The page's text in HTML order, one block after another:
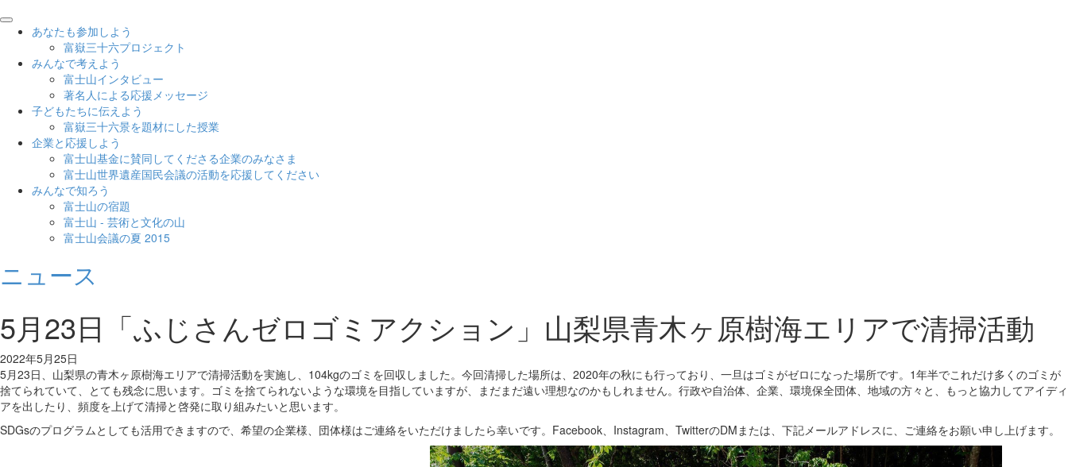
あなたも参加しよう
富嶽三十六プロジェクト
みんなで考えよう
富士山インタビュー
著名人による応援メッセージ
子どもたちに伝えよう
富嶽三十六景を題材にした授業
企業と応援しよう
富士山基金に賛同してくださる企業のみなさま
富士山世界遺産国民会議の活動を応援してください
みんなで知ろう
富士山の宿題
富士山 - 芸術と文化の山
富士山会議の夏 2015
ニュース
5月23日「ふじさんゼロゴミアクション」山梨県青木ヶ原樹海エリアで清掃活動
2022年5月25日
5月23日、山梨県の青木ヶ原樹海エリアで清掃活動を実施し、104kgのゴミを回収しました。今回清掃した場所は、2020年の秋にも行っており、一旦はゴミがゼロになった場所です。1年半でこれだけ多くのゴミが
捨てられていて、とても残念に思います。ゴミを捨てられないような環境を目指していますが、まだまだ遠い理想なのかもしれません。行政や自治体、企業、環境保全団体、地域の方々と、もっと協力してアイディ
アを出したり、頻度を上げて清掃と啓発に取り組みたいと思います。
SDGsのプログラムとしても活用できますので、希望の企業様、団体様はご連絡をいただけましたら幸いです。Facebook、Instagram、TwitterのDMまたは、下記メールアドレスに、ご連絡をお願い申し上げます。